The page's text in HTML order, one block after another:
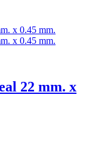
22 mm. x